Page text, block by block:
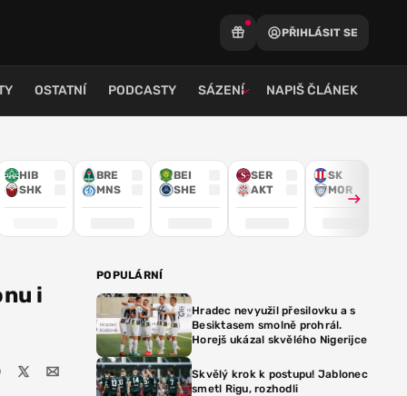
PŘIHLÁSIT SE
OSTATNÍ PODCASTY SÁZENÍ NAPIŠ ČLÁNEK
HIB
SHK
BRE
MNS
BEI
SHE
SER
AKT
SK
MOR
i
POPULÁRNÍ
Hradec nevyužil přesilovku a s
Besiktasem smolně prohrál.
Horejš ukázal skvělého Nigerijce
Skvělý krok k postupu! Jablonec
smetl Rigu, rozhodli